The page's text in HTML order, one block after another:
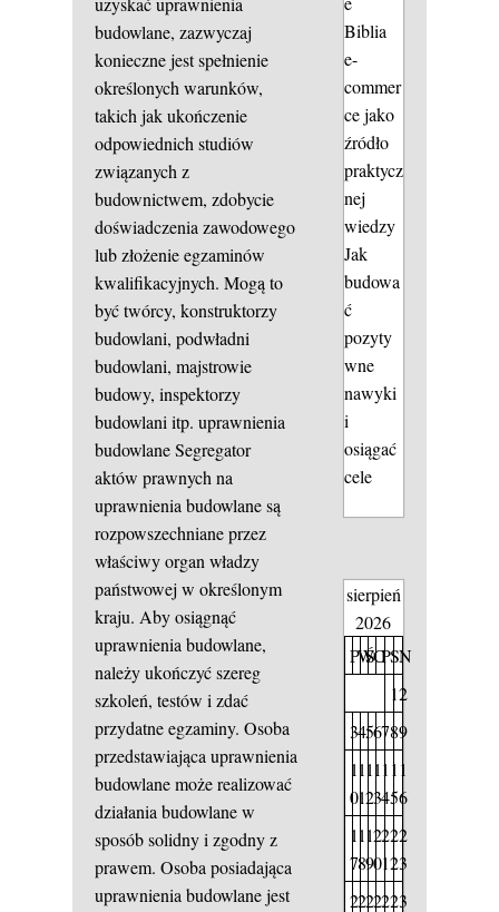
budowlane, zazwyczaj
konieczne jest spełnienie
określonych warunków,
takich jak ukończenie
odpowiednich studiów
związanych z
budownictwem, zdobycie
doświadczenia zawodowego
lub złożenie egzaminów
kwalifikacyjnych. Mogą to
być twórcy, konstruktorzy
budowlani, podwładni
budowlani, majstrowie
budowy, inspektorzy
budowlani itp. uprawnienia
budowlaneSegregator
aktów prawnych na
uprawnienia budowlane są
rozpowszechniane przez
właściwy organ władzy
państwowej w określonym
kraju. Aby osiągnąć
uprawnienia budowlane,
należy ukończyć szereg
szkoleń, testów i zdać
przydatne egzaminy. Osoba
przedstawiająca uprawnienia
budowlane może realizować
działania budowlane w
sposób solidny i zgodny z
prawem. Osoba posiadająca
uprawnienia budowlane jest
Biblia
e-
commer
ce jako
źródło
praktycz
nej
wiedzy
Jak
budowa
ć
pozyty
wne
nawyki
i
osiągać
cele
sierpień
2026
PW
ŚCPSN
12
3456789
1
0
1
1
1
2
1
3
1
4
1
5
1
6
1
7
1
8
1
9
2
0
2
1
2
2
2
3
2222223